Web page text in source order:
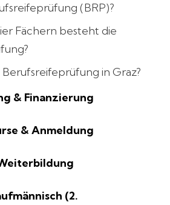
(BRP)?
Fächern besteht die
in Graz?
& Finanzierung
& Anmeldung
(2.